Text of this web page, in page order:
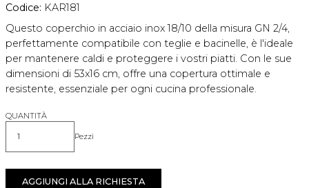
Codice: KAR181
Questo coperchio in acciaio inox 18/10 della misura GN 2/4,
perfettamente compatibile con teglie e bacinelle, è l'ideale
per mantenere caldi e proteggere i vostri piatti. Con le sue
dimensioni di 53x16 cm, offre una copertura ottimale e
resistente, essenziale per ogni cucina professionale.
QUANTITÀ
Quantità Pezzi
AGGIUNGI ALLA RICHIESTA